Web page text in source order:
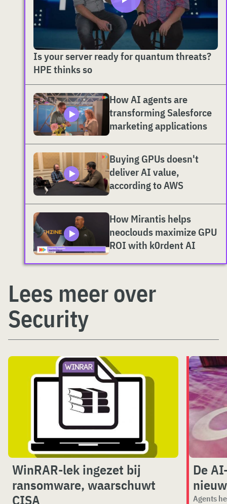
Is your server ready for quantum threats?
HPE thinks so
How AI agents are
transforming Salesforce
marketing applications
Buying GPUs doesn't
deliver AI value,
according to AWS
How Mirantis helps
neoclouds maximize GPU
ROI with k0rdent AI
Lees meer over
Security
WinRAR-lek ingezet bij
ransomware, waarschuwt
CISA
De
Agents